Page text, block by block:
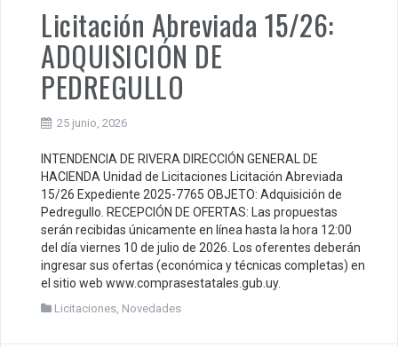
Licitación Abreviada 15/26:
ADQUISICIÓN DE
PEDREGULLO
25 junio, 2026
INTENDENCIA DE RIVERA DIRECCIÓN GENERAL DE
HACIENDA Unidad de Licitaciones Licitación Abreviada
15/26 Expediente 2025-7765 OBJETO: Adquisición de
Pedregullo. RECEPCIÓN DE OFERTAS: Las propuestas
serán recibidas únicamente en línea hasta la hora 12:00
del día viernes 10 de julio de 2026. Los oferentes deberán
ingresar sus ofertas (económica y técnicas completas) en
el sitio web www.comprasestatales.gub.uy.
Licitaciones Novedades